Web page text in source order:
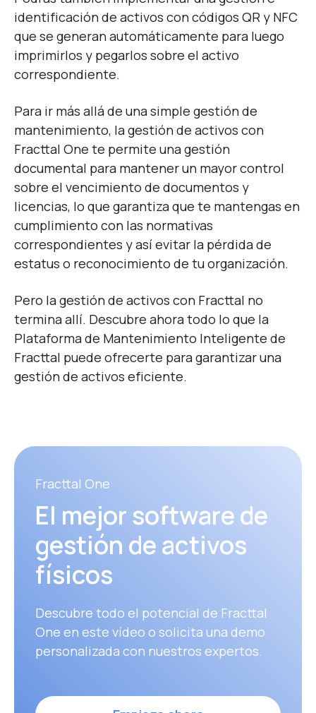
identificación de activos con códigos QR y NFC
que se generan automáticamente para luego
imprimirlos y pegarlos sobre el activo
correspondiente.
Para ir más allá de una simple gestión de
mantenimiento, la gestión de activos con
Fracttal One te permite una gestión
documental para mantener un mayor control
sobre el vencimiento de documentos y
licencias, lo que garantiza que te mantengas en
cumplimiento con las normativas
correspondientes y así evitar la pérdida de
estatus o reconocimiento de tu organización.
Pero la gestión de activos con Fracttal no
termina allí. Descubre ahora todo lo que la
Plataforma de Mantenimiento Inteligente de
Fracttal puede ofrecerte para garantizar una
gestión de activos eficiente.
Fracttal One
El mejor software de
gestión de activos
físicos
Descubre todo el potencial de Fracttal
One en este vídeo o solicita una demo
personalizada con nuestros expertos.